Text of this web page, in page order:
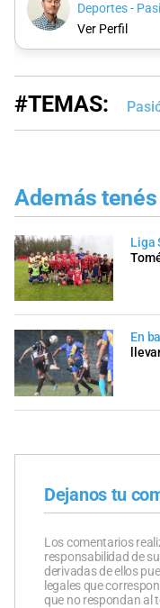
Deportes -
Ver Perfil
#TEMAS:
Además
Liga
En
Dejanos tu
Los comentarios
responsabilidad de
derivadas de ellos
legales que
que no respondan al